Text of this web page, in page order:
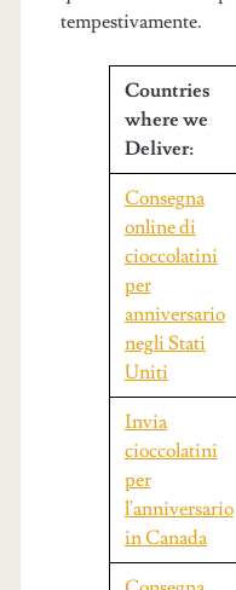
tempestivamente.
Countries
where we
Deliver:
Consegna
online di
cioccolatini
per
anniversario
negli Stati
Uniti
Invia
cioccolatini
per
l'anniversario
in Canada